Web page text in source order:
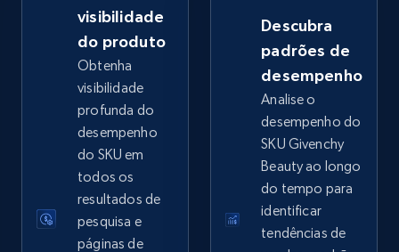
eBay - Collect records by category
URL, Product id, Title, Seller name, Seller rating,
Seller reviews, Breadcrumbs, Root category, and
2.5K+ 359+ Comece agora
visibilidade
do produto
Obtenha
visibilidade
profunda do
desempenho
do SKU em
todos os
resultados de
pesquisa e
páginas de
Descubra
padrões de
desempenho
Analise o
desempenho do
SKU Givenchy
Beauty ao longo
do tempo para
identificar
tendências de